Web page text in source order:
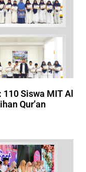
Siswa MIT Al
Qur’an